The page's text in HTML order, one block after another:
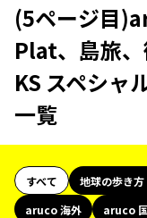
(5ページ目
Plat、島旅
KS スペシャ
一覧
すべて 地球の歩き方
aruco 海外
aruco